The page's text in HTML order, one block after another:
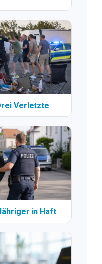
Verletzte
in Haft